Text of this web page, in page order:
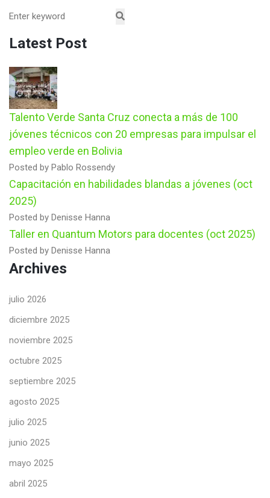
Latest Post
Talento Verde Santa Cruz conecta a más de 100
jóvenes técnicos con 20 empresas para impulsar el
empleo verde en Bolivia
Posted by Pablo Rossendy
Capacitación en habilidades blandas a jóvenes (oct
2025)
Posted by Denisse Hanna
Taller en Quantum Motors para docentes (oct 2025)
Posted by Denisse Hanna
Archives
julio 2026
diciembre 2025
noviembre 2025
octubre 2025
septiembre 2025
agosto 2025
julio 2025
junio 2025
mayo 2025
abril 2025